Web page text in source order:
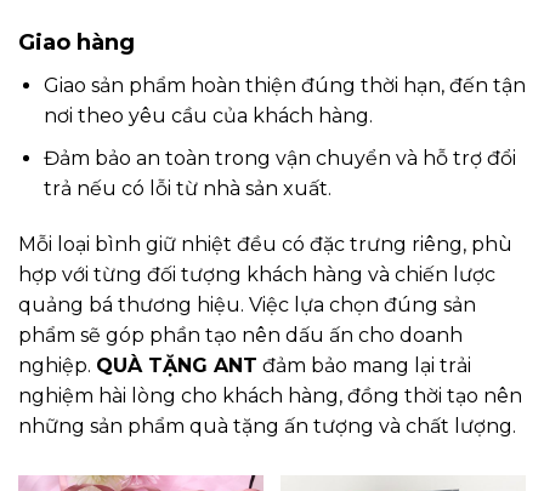
Giao hàng
Giao sản phẩm hoàn thiện đúng thời hạn, đến tận
nơi theo yêu cầu của khách hàng.
Đảm bảo an toàn trong vận chuyển và hỗ trợ đổi
trả nếu có lỗi từ nhà sản xuất.
Mỗi loại bình giữ nhiệt đều có đặc trưng riêng, phù
hợp với từng đối tượng khách hàng và chiến lược
quảng bá thương hiệu. Việc lựa chọn đúng sản
phẩm sẽ góp phần tạo nên dấu ấn cho doanh
nghiệp. QUÀ TẶNG ANT đảm bảo mang lại trải
nghiệm hài lòng cho khách hàng, đồng thời tạo nên
những sản phẩm quà tặng ấn tượng và chất lượng.